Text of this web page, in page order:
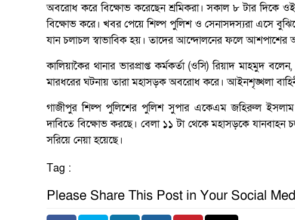
অবরোধ করে বিক্ষোভ করেছেন শ্রমিকরা। সকাল ৮ টার দিকে
বিক্ষোভ করে। খবর পেয়ে শিল্প পুলিশ ও সেনাসদস্যরা এসে
যান চলাচল স্বাভাবিক হয়। তাদের আন্দোলনের ফলে আশপাশের
কালিয়াকৈর থানার ভারপ্রাপ্ত কর্মকর্তা (ওসি) রিয়াদ মাহমুদ
মারধরের ঘটনায় তারা মহাসড়ক অবরোধ করে। আইনশৃঙ্খলা বাহিনী
গাজীপুর শিল্প পুলিশের পুলিশ সুপার একেএম জহিরুল
দাবিতে বিক্ষোভ করছে। বেলা ১১ টা থেকে মহাসড়কে যানবাহন
সরিয়ে নেয়া হয়েছে।
Tag :
Please Share This Post in Your Social